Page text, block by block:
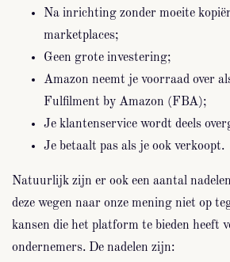
Na inrichting zonder moeite
marketplaces;
Geen grote investering;
Amazon neemt je voorraad over
Fulfilment by Amazon (FBA);
Je klantenservice wordt deels
Je betaalt pas als je ook verkoopt.
Natuurlijk zijn er ook een aantal
deze wegen naar onze mening niet op
kansen die het platform te bieden heeft
ondernemers. De nadelen zijn: